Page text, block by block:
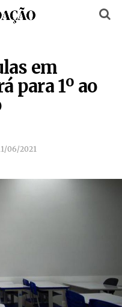
em
para 1º ao
06/2021